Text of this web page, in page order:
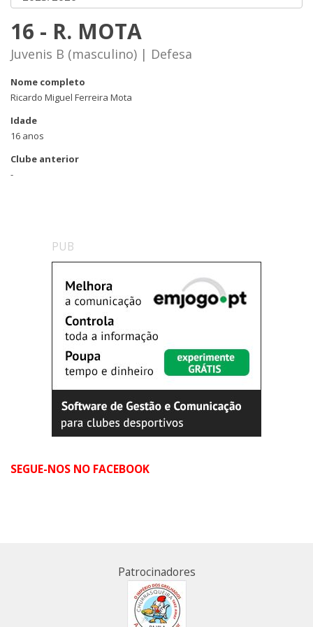
16 - R. MOTA
Juvenis B (masculino) | Defesa
Nome completo
Ricardo Miguel Ferreira Mota
Idade
16 anos
Clube anterior
-
PUB
SEGUE-NOS NO FACEBOOK
Patrocinadores